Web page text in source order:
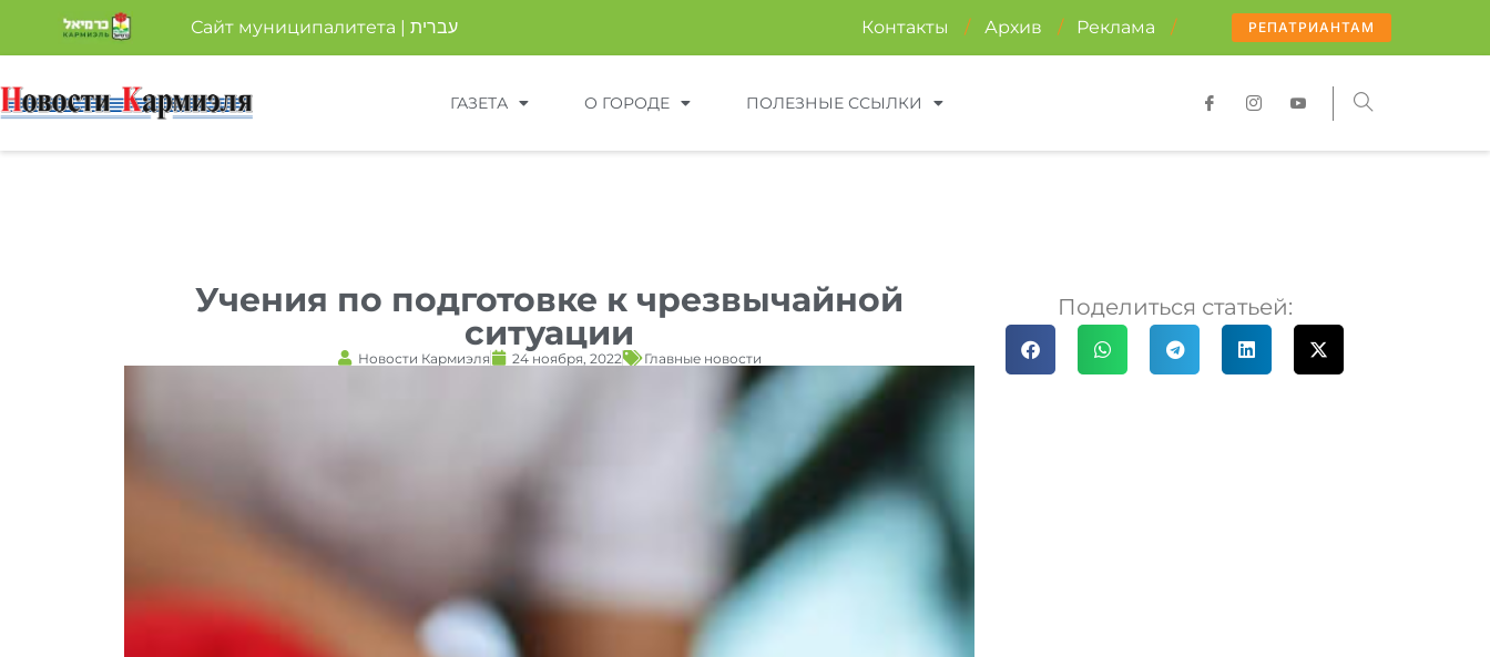
Сайт муниципалитета | עברית Контакты / Архив / Реклама / РЕПАТРИАНТАМ
ГАЗЕТА О ГОРОДЕ ПОЛЕЗНЫЕ ССЫЛКИ
Учения по подготовке к чрезвычайной
ситуации
Новости Кармиэля 24 ноября, 2022 Главные новости
Поделиться статьей: